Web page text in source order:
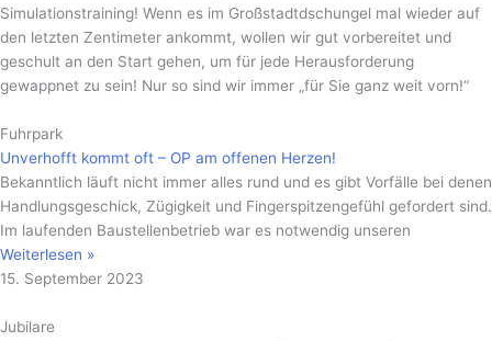
Simulationstraining! Wenn es im Großstadtdschungel mal wieder auf
den letzten Zentimeter ankommt, wollen wir gut vorbereitet und
geschult an den Start gehen, um für jede Herausforderung
gewappnet zu sein! Nur so sind wir immer „für Sie ganz weit vorn!“
Fuhrpark
Unverhofft kommt oft – OP am offenen Herzen!
Bekanntlich läuft nicht immer alles rund und es gibt Vorfälle bei denen
Handlungsgeschick, Zügigkeit und Fingerspitzengefühl gefordert sind.
Im laufenden Baustellenbetrieb war es notwendig unseren
Weiterlesen »
15. September 2023
Jubilare